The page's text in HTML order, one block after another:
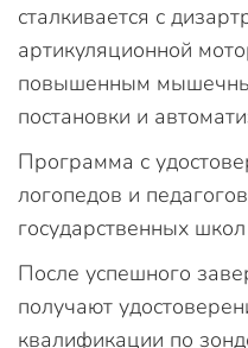
сталкивается с
артикуляционной
повышенным
постановки и
Программа с
логопедов и
государственных
После успешного
получают
квалификации по